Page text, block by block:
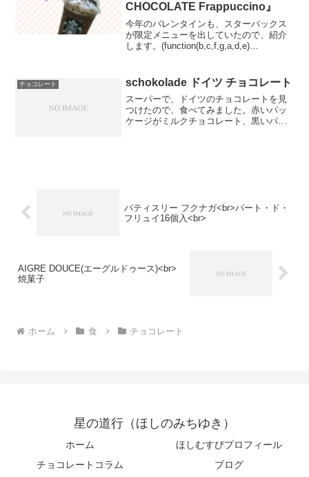
CHOCOLATE Frappuccino』
今年のバレンタインも、スターバックス
が限定メニューを出していたので、紹介
します。(function(b,c,f,g,a,d,e)
チョコレート schokolade ドイツ チョコレート
スーパーで、ドイツのチョコレートを見
つけたので、食べてみました。赤いパッ
ケージがミルクチョコレート、黒いパッ
パティスリー フクナガ<br>パート・ド・
フリュイ16個入<br>
AIGRE DOUCE(エーグルドゥース)<br>
焼菓子
ホーム 食 チョコレート
星の道行（ほしのみちゆき）
ホーム
ほしむすびプロフィール
チョコレートコラム
ブログ